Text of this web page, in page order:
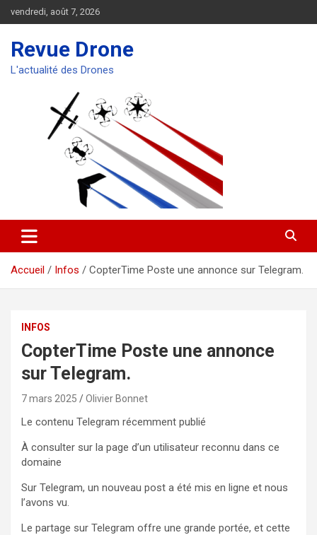
au
vendredi, août 7, 2026
Revue Drone
L'actualité des Drones
Accueil Infos CopterTime Poste une annonce sur Telegram.
INFOS
CopterTime Poste une annonce
sur Telegram.
7 mars 2025 Olivier Bonnet
Le contenu Telegram récemment publié
À consulter sur la page d’un utilisateur reconnu dans ce
domaine
Sur Telegram, un nouveau post a été mis en ligne et nous
l’avons vu.
Le partage sur Telegram offre une grande portée, et cette